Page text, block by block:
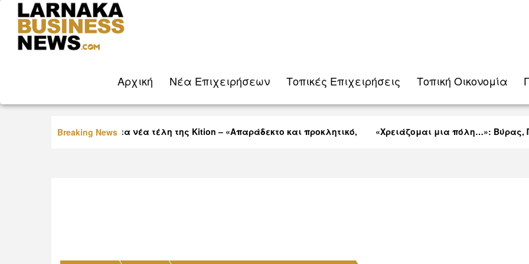
Aρχική Νέα Eπιχειρήσεων Τοπικές Eπιχειρήσεις Τοπική Οικονομία
Breaking News
Οργή Βύρα για τα νέα τέλη της Kition – «Απαράδεκτο και προκλητικό,
«Χρειάζομαι μια πόλη…»: Βύρας,